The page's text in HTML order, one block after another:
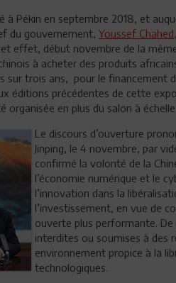
à Pékin en septembre 2018, et
du gouvernement, Youssef Chahed,
effet, début novembre de la
à acheter des produits
sur trois ans, pour le financement
éditions précédentes de cette
organisée en plus du salon à
Le discours d’ouverture
Jinping, le 4 novembre, par
confirmé la volonté de la
l’économie numérique et le
l’innovation dans la
l’investissement, en vue de
ouverte plus performante.
interdites ou soumises à des
environnement propice à la
technologiques.